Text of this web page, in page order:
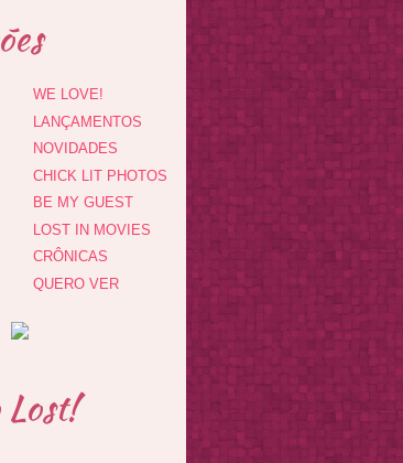
WE LOVE!
LANÇAMENTOS
NOVIDADES
CHICK LIT PHOTOS
BE MY GUEST
LOST IN MOVIES
CRÔNICAS
QUERO VER